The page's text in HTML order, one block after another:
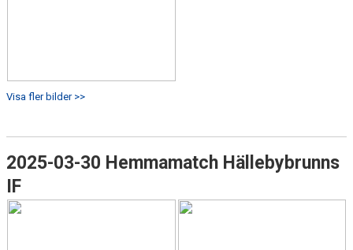
Visa fler bilder >>
2025-03-30 Hemmamatch Hällebybrunns
IF